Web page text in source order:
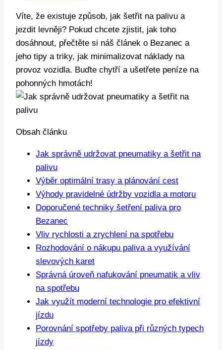
Víte, že existuje způsob, jak šetřit na palivu a
jezdit levněji? Pokud chcete zjistit, jak toho
dosáhnout, přečtěte si náš článek o Bezanec a
jeho tipy a triky, jak minimalizovat náklady na
provoz vozidla. Buďte chytří a ušetřete peníze na
pohonných hmotách!
Obsah článku
Jak správně udržovat pneumatiky a šetřit na
palivu
Výběr optimální trasy a plánování cest
Výhody pravidelné údržby vozidla a motoru
Doporučené techniky šetření paliva pro
Bezanec
Vliv rychlosti a zrychlení na spotřebu
Rozhodování o nákupu paliva a využívání
slevových karet
Správná úroveň nafukování pneumatik a vliv
na spotřebu
Jak využít moderní technologie pro efektivní
jízdu
Porovnání spotřeby paliva při různých typech
jízdy